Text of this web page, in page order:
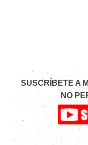
SUSCRÍBETE A
NO